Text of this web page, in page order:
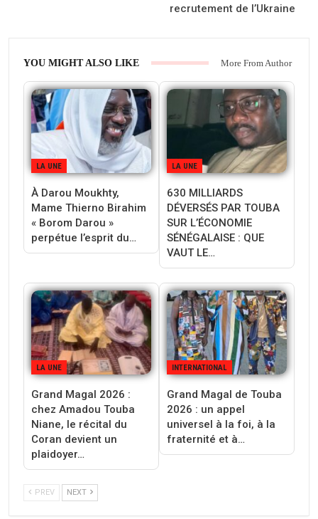
recrutement de l’Ukraine
YOU MIGHT ALSO LIKE More From Author
LA UNE
À Darou Moukhty,
Mame Thierno Birahim
« Borom Darou »
perpétue l’esprit du…
LA UNE
630 MILLIARDS
DÉVERSÉS PAR TOUBA
SUR L’ÉCONOMIE
SÉNÉGALAISE : QUE
VAUT LE…
LA UNE
Grand Magal 2026 :
chez Amadou Touba
Niane, le récital du
Coran devient un
plaidoyer…
INTERNATIONAL
Grand Magal de Touba
2026 : un appel
universel à la foi, à la
fraternité et à…
PREV NEXT